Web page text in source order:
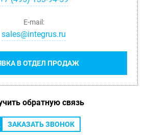
В ОТДЕЛ ПРОДАЖ
E-mail:
sales@integrus.ru
обратную связь
ЗАКАЗАТЬ ЗВОНОК